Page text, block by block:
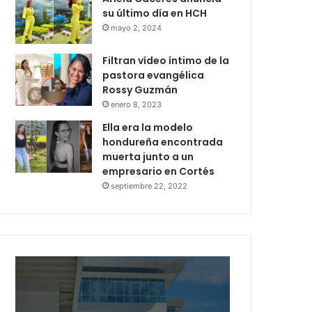
su último día en HCH
mayo 2, 2024
Filtran vídeo íntimo de la
pastora evangélica
Rossy Guzmán
enero 8, 2023
Ella era la modelo
hondureña encontrada
muerta junto a un
empresario en Cortés
septiembre 22, 2022